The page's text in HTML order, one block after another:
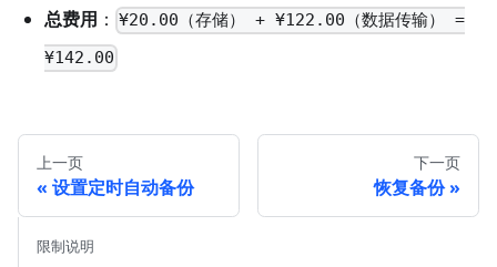
总费用 ： ¥20.00（存储） + ¥122.00（数据传输） =
¥142.00
上一页
设置定时自动备份
下一页
恢复备份
限制说明